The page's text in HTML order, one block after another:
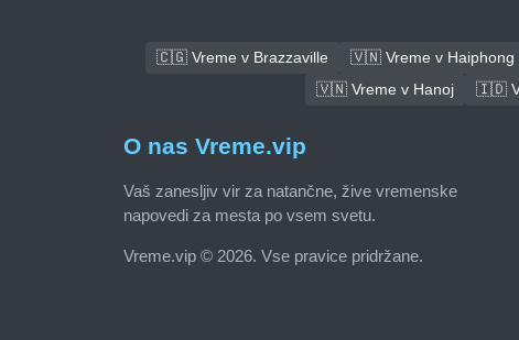
🇨🇬 Vreme v Brazzaville 🇻🇳 Vreme v Haiphong
🇻🇳 Vreme v Hanoj
🇮🇩
O nas Vreme.vip
Vaš zanesljiv vir za natančne, žive vremenske
napovedi za mesta po vsem svetu.
Vreme.vip © 2026. Vse pravice pridržane.